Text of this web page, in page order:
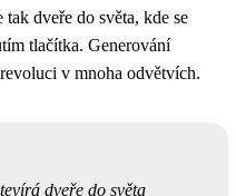
dveře do světa, kde se
tlačítka. Generování
v mnoha odvětvích.
dveře do světa